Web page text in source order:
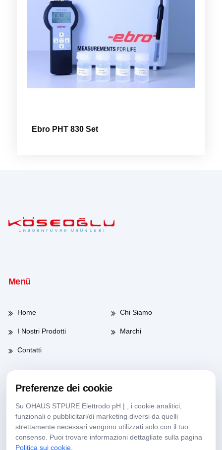
Ebro PHT 830 Set
Menü
Home Chi Siamo
I Nostri Prodotti Marchi
Contatti
Giorni feriali 08:00-17:30
09:00-13:30
Preferenze dei cookie
Su OHAUS STPURE Elettrodo pH | , i cookie analitici,
funzionali e pubblicitari/di marketing diversi da quelli
strettamente necessari vengono utilizzati solo con il tuo
consenso. Puoi trovare informazioni dettagliate sulla pagina
Politica sui cookie